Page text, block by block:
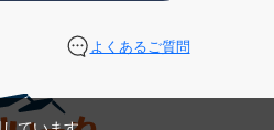
よくあるご質問